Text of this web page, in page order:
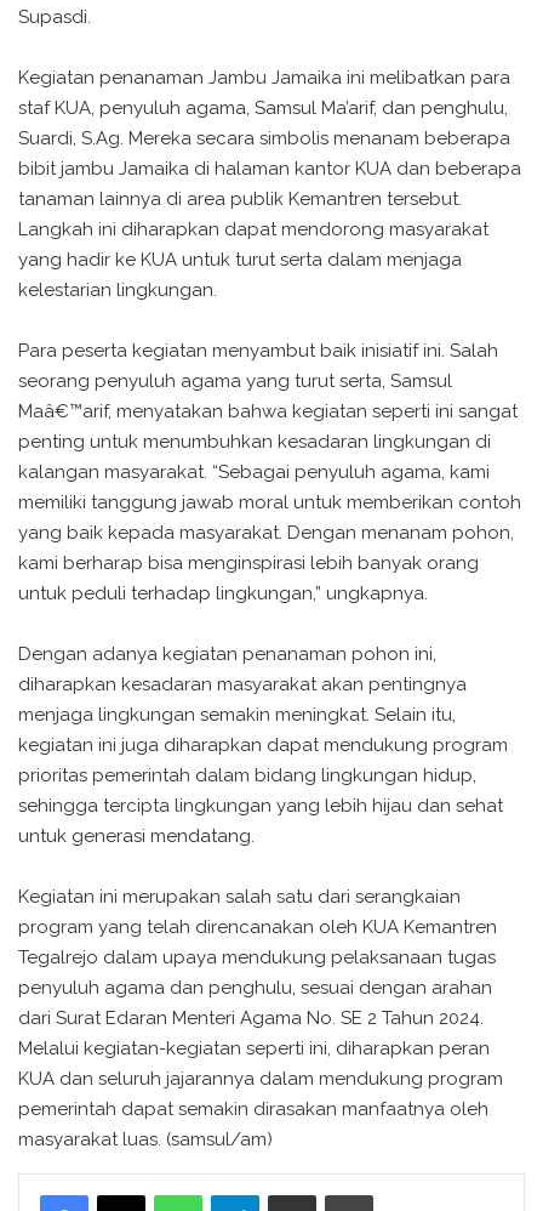
Supasdi.
Kegiatan penanaman Jambu Jamaika ini melibatkan para
staf KUA, penyuluh agama, Samsul Ma’arif, dan penghulu,
Suardi, S.Ag. Mereka secara simbolis menanam beberapa
bibit jambu Jamaika di halaman kantor KUA dan beberapa
tanaman lainnya di area publik Kemantren tersebut.
Langkah ini diharapkan dapat mendorong masyarakat
yang hadir ke KUA untuk turut serta dalam menjaga
kelestarian lingkungan.
Para peserta kegiatan menyambut baik inisiatif ini. Salah
seorang penyuluh agama yang turut serta, Samsul
Maâ€™arif, menyatakan bahwa kegiatan seperti ini sangat
penting untuk menumbuhkan kesadaran lingkungan di
kalangan masyarakat. “Sebagai penyuluh agama, kami
memiliki tanggung jawab moral untuk memberikan contoh
yang baik kepada masyarakat. Dengan menanam pohon,
kami berharap bisa menginspirasi lebih banyak orang
untuk peduli terhadap lingkungan,” ungkapnya.
Dengan adanya kegiatan penanaman pohon ini,
diharapkan kesadaran masyarakat akan pentingnya
menjaga lingkungan semakin meningkat. Selain itu,
kegiatan ini juga diharapkan dapat mendukung program
prioritas pemerintah dalam bidang lingkungan hidup,
sehingga tercipta lingkungan yang lebih hijau dan sehat
untuk generasi mendatang.
Kegiatan ini merupakan salah satu dari serangkaian
program yang telah direncanakan oleh KUA Kemantren
Tegalrejo dalam upaya mendukung pelaksanaan tugas
penyuluh agama dan penghulu, sesuai dengan arahan
dari Surat Edaran Menteri Agama No. SE 2 Tahun 2024.
Melalui kegiatan-kegiatan seperti ini, diharapkan peran
KUA dan seluruh jajarannya dalam mendukung program
pemerintah dapat semakin dirasakan manfaatnya oleh
masyarakat luas. (samsul/am)
WhatsApp Telegram